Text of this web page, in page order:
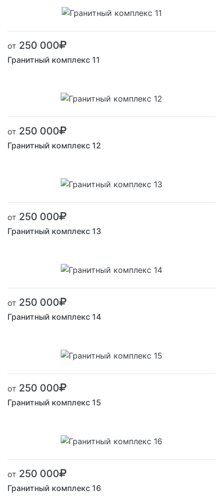
от 250 000
Гранитный комплекс 11
от 250 000
Гранитный комплекс 12
от 250 000
Гранитный комплекс 13
от 250 000
Гранитный комплекс 14
от 250 000
Гранитный комплекс 15
от 250 000
Гранитный комплекс 16